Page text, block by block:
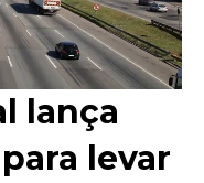
lança
levar